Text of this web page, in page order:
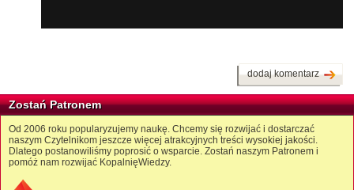
dodaj komentarz
Zostań Patronem
Od 2006 roku popularyzujemy naukę. Chcemy się rozwijać i dostarczać
naszym Czytelnikom jeszcze więcej atrakcyjnych treści wysokiej jakości.
Dlatego postanowiliśmy poprosić o wsparcie. Zostań naszym Patronem i
pomóż nam rozwijać KopalnięWiedzy.